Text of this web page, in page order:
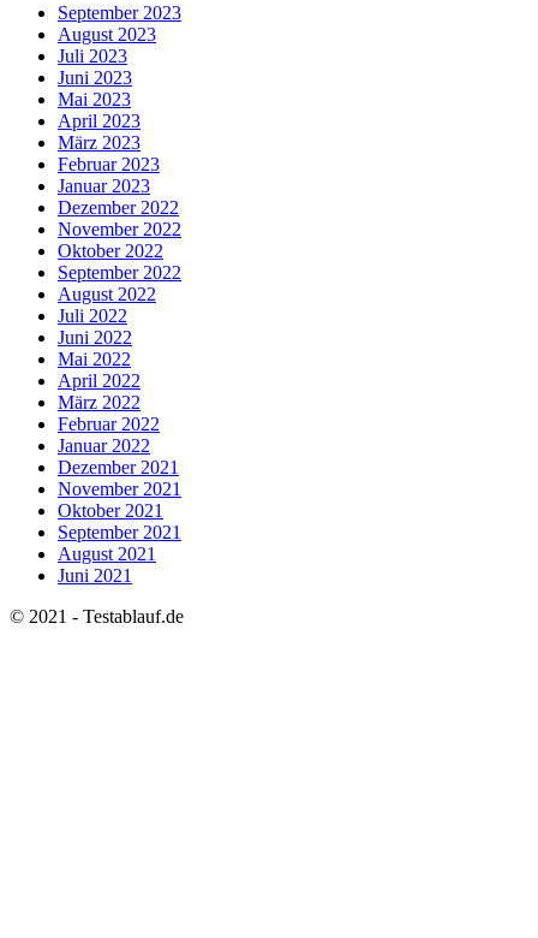
September 2023
August 2023
Juli 2023
Juni 2023
Mai 2023
April 2023
März 2023
Februar 2023
Januar 2023
Dezember 2022
November 2022
Oktober 2022
September 2022
August 2022
Juli 2022
Juni 2022
Mai 2022
April 2022
März 2022
Februar 2022
Januar 2022
Dezember 2021
November 2021
Oktober 2021
September 2021
August 2021
Juni 2021
© 2021 - Testablauf.de